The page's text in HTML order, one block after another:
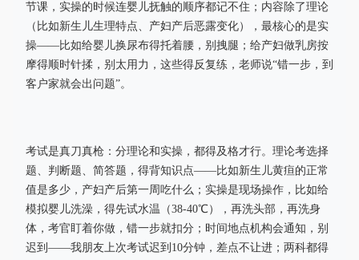
节课，实操的时候连婴儿抚触的顺序都记不住；内容除了理论
（比如新生儿生理特点、产妇产后恶露变化），最核心的是实
操——比如给婴儿换尿布得托着腰，别拽腿；给产妇做乳房按
摩得顺时针揉，别太用力，这些得反复练，老师说“错一步，到
客户家就会出问题”。
考试是真刀真枪：分理论和实操，都得及格才行。理论考选择
题、判断题、简答题，得背知识点——比如新生儿黄疸的正常
值是多少，产妇产后第一周吃什么；实操是现场操作，比如给
模拟婴儿洗澡，得先试水温（38-40℃），再洗头部，再洗身
体，考官盯着你做，错一步就扣分；时间地点机构会通知，别
迟到——我朋友上次考试迟到10分钟，差点不让进；两科都得